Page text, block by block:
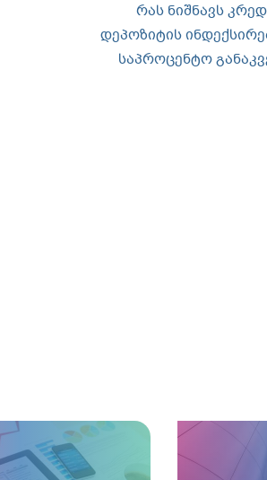
რას ნიშნავს
დეპოზიტის
საპროცენტო